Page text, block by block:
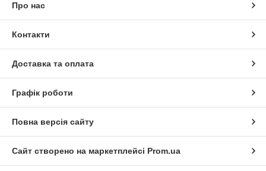
Про нас
Контакти
Доставка та оплата
Графік роботи
Повна версія сайту
Сайт створено на маркетплейсі Prom.ua